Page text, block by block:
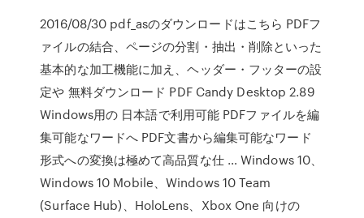
2016/08/30 pdf_asのダウンロードはこちら PDFフ
ァイルの結合、ページの分割・抽出・削除といった
基本的な加工機能に加え、ヘッダー・フッターの設
定や 無料ダウンロード PDF Candy Desktop 2.89
Windows用の 日本語で利用可能 PDFファイルを編
集可能なワードへ PDF文書から編集可能なワード
形式への変換は極めて高品質な仕 … Windows 10、
Windows 10 Mobile、Windows 10 Team
(Surface Hub)、HoloLens、Xbox One 向けの